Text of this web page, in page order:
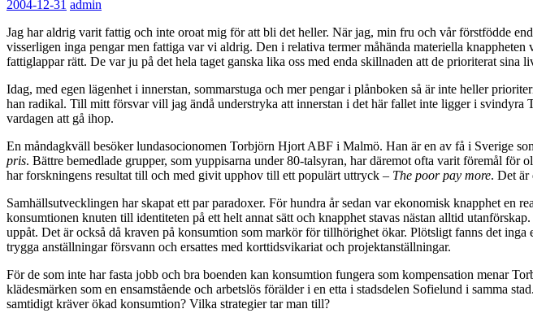
2004-12-31 admin
Jag har aldrig varit fattig och inte oroat mig för att bli det heller. När jag, min fru och vår förstfödde
visserligen inga pengar men fattiga var vi aldrig. Den i relativa termer måhända materiella
fattiglappar rätt. De var ju på det hela taget ganska lika oss med enda skillnaden att de prioriterat sina
Idag, med egen lägenhet i innerstan, sommarstuga och mer pengar i plånboken så är inte heller
han radikal. Till mitt försvar vill jag ändå understryka att innerstan i det här fallet inte ligger i
vardagen att gå ihop.
En måndagkväll besöker lundasocionomen Torbjörn Hjort ABF i Malmö. Han är en av få i Sverige
pris. Bättre bemedlade grupper, som yuppisarna under 80-talsyran, har däremot ofta varit föremål
har forskningens resultat till och med givit upphov till ett populärt uttryck – The poor pay more. Det är
Samhällsutvecklingen har skapat ett par paradoxer. För hundra år sedan var ekonomisk knapphet
konsumtionen knuten till identiteten på ett helt annat sätt och knapphet stavas nästan alltid
uppåt. Det är också då kraven på konsumtion som markör för tillhörighet ökar. Plötsligt fanns det
trygga anställningar försvann och ersattes med korttidsvikariat och projektanställningar.
För de som inte har fasta jobb och bra boenden kan konsumtion fungera som kompensation menar
klädesmärken som en ensamstående och arbetslös förälder i en etta i stadsdelen Sofielund i samma
samtidigt kräver ökad konsumtion? Vilka strategier tar man till?